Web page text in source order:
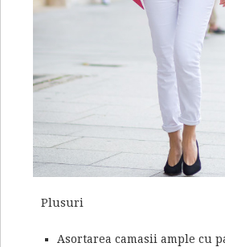
Plusuri
Asortarea camasii ample cu